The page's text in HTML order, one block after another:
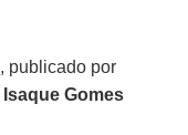
, publicado por
Isaque Gomes